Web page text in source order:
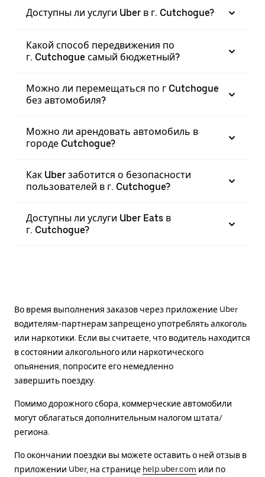
Доступны ли услуги Uber в г. Cutchogue?
Какой способ передвижения по
г. Cutchogue самый бюджетный?
Можно ли перемещаться по г Cutchogue
без автомобиля?
Можно ли арендовать автомобиль в
городе Cutchogue?
Как Uber заботится о безопасности
пользователей в г. Cutchogue?
Доступны ли услуги Uber Eats в
г. Cutchogue?
Во время выполнения заказов через приложение Uber
водителям-партнерам запрещено употреблять алкоголь
или наркотики. Если вы считаете, что водитель находится
в состоянии алкогольного или наркотического
опьянения, попросите его немедленно
завершить поездку.
Помимо дорожного сбора, коммерческие автомобили
могут облагаться дополнительным налогом штата/
региона.
По окончании поездки вы можете оставить о ней отзыв в
приложении Uber, на странице help.uber.com или по